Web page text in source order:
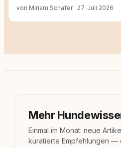
von Miriam Schäfer · 27. Juli 2026
Mehr
Einmal im Monat: neue
kuratierte Empfehlungen —